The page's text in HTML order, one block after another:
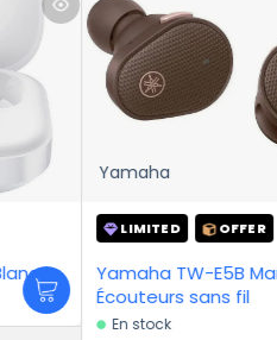
Yamaha
LIMITED OFFER
Yamaha TW-E5B Marron –
Écouteurs sans fil
En stock